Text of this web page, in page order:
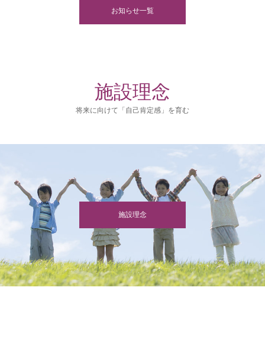
お知らせ一覧
施設理念
将来に向けて「自己肯定感」を育む
施設理念